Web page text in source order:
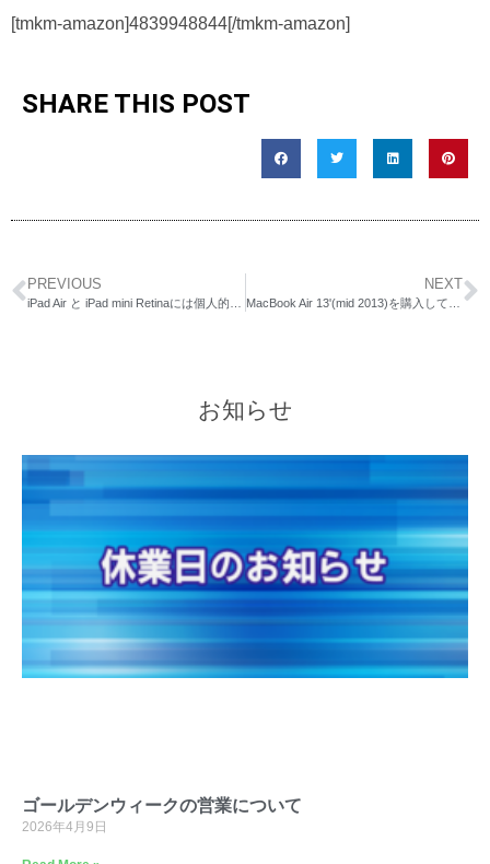
[tmkm-amazon]4839948844[/tmkm-amazon]
SHARE THIS POST
PREVIOUS NEXT
お知らせ
ゴールデンウィークの営業について
2026年4月9日